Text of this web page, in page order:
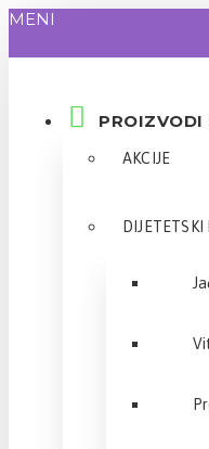
MENI
PROIZVODI
AKCIJE
DIJETETSKI